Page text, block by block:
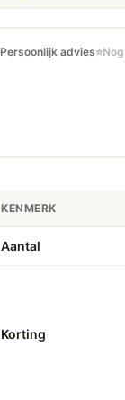
Persoonlijk advies⭐
KENMERK
Aantal
Korting